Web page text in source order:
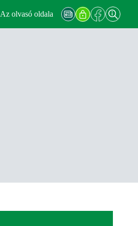
Az olvasó oldala